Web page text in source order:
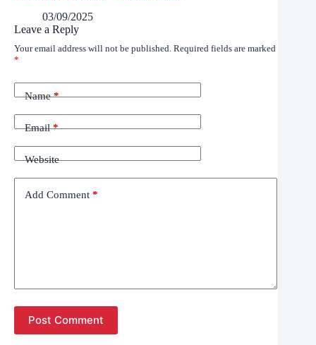
03/09/2025
Leave a Reply
Your email address will not be published. Required fields are marked
*
Name*
Email*
Website
Add Comment *
Post Comment